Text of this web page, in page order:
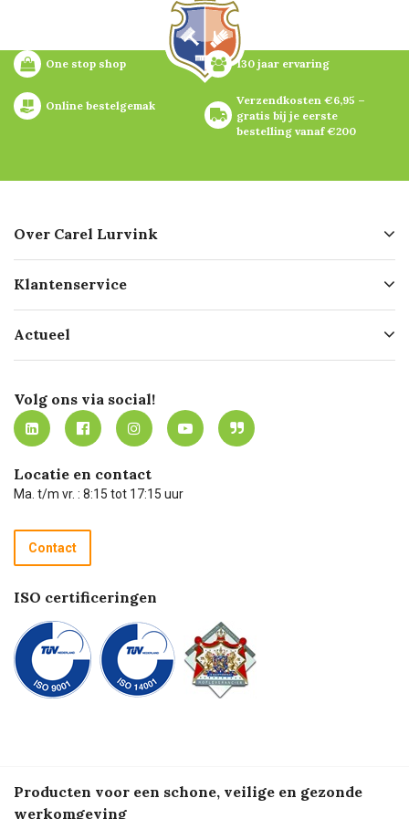
One stop shop 130 jaar ervaring
Online bestelgemak
Verzendkosten €6,95 –
gratis bij je eerste
bestelling vanaf €200
Over Carel Lurvink
Geschiedenis
Missie
Certificering
Werken bij Carel Lurvink
MVO
Klantenservice
Bezorgen
Mijn Carel Lurvink
Mijn Carel Lurvink instructievideo's
Carel Lurvink App
Hulp op afstand
Technische dienst
Recycle programma
Betalen
Actueel
Innovation LAB
Tevreden klanten
Carel Lurvink Blog
Carel de podcast
Volg ons via social!
Locatie en contact
Ma. t/m vr. : 8:15 tot 17:15 uur
Contact
ISO certificeringen
Producten voor een schone, veilige en gezonde
werkomgeving